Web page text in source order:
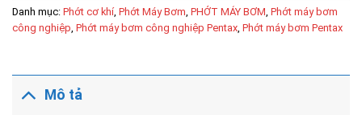
Danh mục: Phớt cơ khí, Phớt Máy Bơm, PHỚT MÁY BƠM, Phớt máy bơm
công nghiệp, Phớt máy bơm công nghiệp Pentax, Phớt máy bơm Pentax
Mô tả